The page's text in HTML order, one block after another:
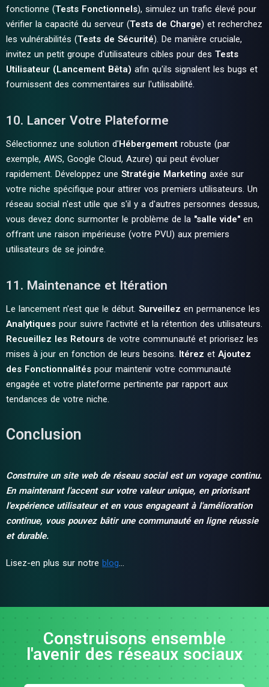
fonctionne (Tests Fonctionnels), simulez un trafic élevé pour
vérifier la capacité du serveur (Tests de Charge) et recherchez
les vulnérabilités (Tests de Sécurité). De manière cruciale,
invitez un petit groupe d'utilisateurs cibles pour des Tests
Utilisateur (Lancement Bêta) afin qu'ils signalent les bugs et
fournissent des commentaires sur l'utilisabilité.
10. Lancer Votre Plateforme
Sélectionnez une solution d'Hébergement robuste (par
exemple, AWS, Google Cloud, Azure) qui peut évoluer
rapidement. Développez une Stratégie Marketing axée sur
votre niche spécifique pour attirer vos premiers utilisateurs. Un
réseau social n'est utile que s'il y a d'autres personnes dessus,
vous devez donc surmonter le problème de la "salle vide" en
offrant une raison impérieuse (votre PVU) aux premiers
utilisateurs de se joindre.
11. Maintenance et Itération
Le lancement n'est que le début. Surveillez en permanence les
Analytiques pour suivre l'activité et la rétention des utilisateurs.
Recueillez les Retours de votre communauté et priorisez les
mises à jour en fonction de leurs besoins. Itérez et Ajoutez
des Fonctionnalités pour maintenir votre communauté
engagée et votre plateforme pertinente par rapport aux
tendances de votre niche.
Conclusion
Construire un site web de réseau social est un voyage continu.
En maintenant l'accent sur votre valeur unique, en priorisant
l'expérience utilisateur et en vous engageant à l'amélioration
continue, vous pouvez bâtir une communauté en ligne réussie
et durable.
Lisez-en plus sur notre blog…
Construisons ensemble
l'avenir des réseaux sociaux